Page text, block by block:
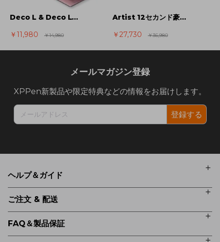
Deco L & Deco LW 新世代のペンタブレット Bluetoothワイヤレス接続対応
￥11,980
￥14,980
Artist 12セカンド豪華版 液晶ペンタブレット 日本限定版 カラー展開あり 保証期間18ヶ月【公式ストア限定】
￥27,730
￥36,980
メールマガジン登録
XPPen新製品や限定特典などの情報をお届けします。
登録する
ヘルプ＆ガイド
ご注文 & 配送
FAQ＆製品保証